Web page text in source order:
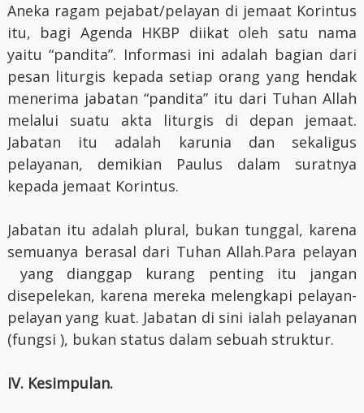
Aneka ragam pejabat/pelayan di jemaat Korintus
itu, bagi Agenda HKBP diikat oleh satu nama
yaitu “pandita”. Informasi ini adalah bagian dari
pesan liturgis kepada setiap orang yang hendak
menerima jabatan “pandita” itu dari Tuhan Allah
melalui suatu akta liturgis di depan jemaat.
Jabatan itu adalah karunia dan sekaligus
pelayanan, demikian Paulus dalam suratnya
kepada jemaat Korintus.
Jabatan itu adalah plural, bukan tunggal, karena
semuanya berasal dari Tuhan Allah.Para pelayan
yang dianggap kurang penting itu jangan
disepelekan, karena mereka melengkapi pelayan-
pelayan yang kuat. Jabatan di sini ialah pelayanan
(fungsi ), bukan status dalam sebuah struktur.
IV. Kesimpulan.